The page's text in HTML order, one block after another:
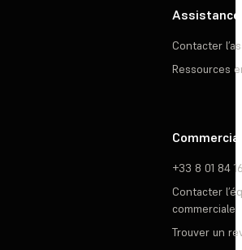
Assistance
Contacter
Ressources
Commercial
+33 8 01 84
Contacter
commerciale
Trouver un